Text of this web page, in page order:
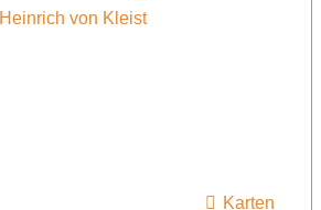
Heinrich von Kleist
Karten